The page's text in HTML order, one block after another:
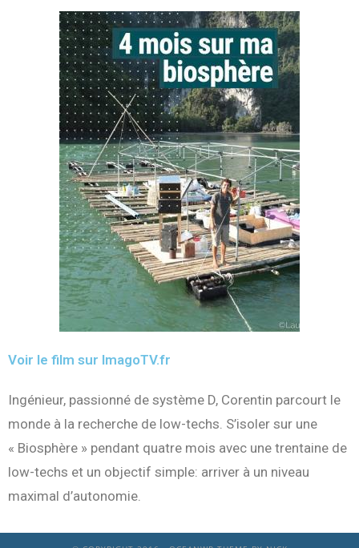
Voir le film sur ImagoTV.fr
Ingénieur, passionné de système D, Corentin parcourt le
monde à la recherche de low-techs. S’isoler sur une
« Biosphère » pendant quatre mois avec une trentaine de
low-techs et un objectif simple: arriver à un niveau
maximal d’autonomie.